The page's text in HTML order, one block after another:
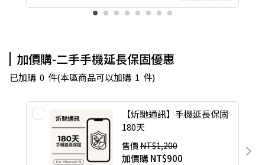
加價購-二手手機延長保固優惠
已加購 0 件(本區商品可以加購 1 件)
【炘馳通訊】手機延長保固
180天
售價 NT$1,200
加價購NT$900